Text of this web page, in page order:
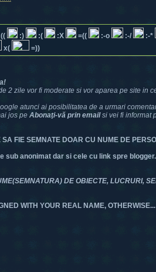
:) :( :X =(( :-o :-/ :-*
x( =))
2 zile vor fi moderate si vor aparea pe site in
atunci ai posibilitatea de a urmari
jos pe Abonaţi-vă prin emailsi vei fi informat
FIE SEMNATE DOAR CU NUME DE
sub anonimat dar si cele cu link spre
DE OBIECTE, LUCRURI,
WITH YOUR REAL NAME,